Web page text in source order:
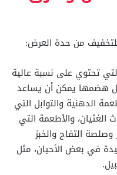
من حدة العرض:
تحتوي على نسبة عالية
هضمها يمكن أن يساعد
الدهنية والتوابل التي
والأطعمة التي
التفاح والخبز
في بعض الأحيان، مثل